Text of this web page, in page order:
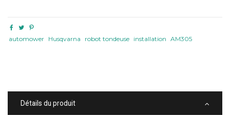
automower Husqvarna robot tondeuse installation AM305
Détails du produit